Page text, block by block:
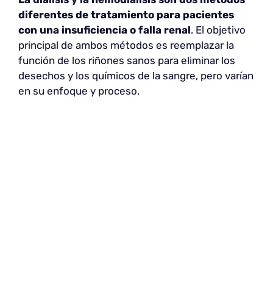
diferentes de tratamiento para pacientes
con una insuficiencia o falla renal. El objetivo
principal de ambos métodos es reemplazar la
función de los riñones sanos para eliminar los
desechos y los químicos de la sangre, pero varían
en su enfoque y proceso.